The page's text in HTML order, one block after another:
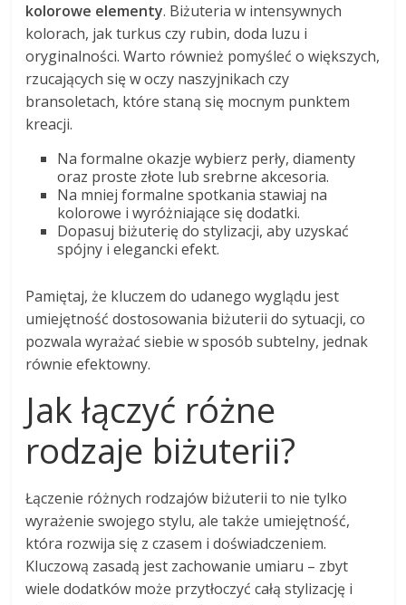
kolorowe elementy. Biżuteria w intensywnych
kolorach, jak turkus czy rubin, doda luzu i
oryginalności. Warto również pomyśleć o większych,
rzucających się w oczy naszyjnikach czy
bransoletach, które staną się mocnym punktem
kreacji.
Na formalne okazje wybierz perły, diamenty
oraz proste złote lub srebrne akcesoria.
Na mniej formalne spotkania stawiaj na
kolorowe i wyróżniające się dodatki.
Dopasuj biżuterię do stylizacji, aby uzyskać
spójny i elegancki efekt.
Pamiętaj, że kluczem do udanego wyglądu jest
umiejętność dostosowania biżuterii do sytuacji, co
pozwala wyrażać siebie w sposób subtelny, jednak
równie efektowny.
Jak łączyć różne
rodzaje biżuterii?
Łączenie różnych rodzajów biżuterii to nie tylko
wyrażenie swojego stylu, ale także umiejętność,
która rozwija się z czasem i doświadczeniem.
Kluczową zasadą jest zachowanie umiaru – zbyt
wiele dodatków może przytłoczyć całą stylizację i